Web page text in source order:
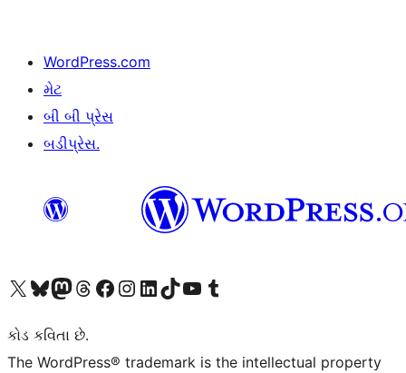
WordPress.com
મેટ
બી બી પ્રેસ
બડીપ્રેસ.
અમારા X (અગાઉ ટ્વિટર) એકાઉન્ટની મુલાકાત લોઅમારા Bluesky એકાઉન્ટની મુલાકાત લોઅમારા માસ્ટોડોન એકાઉન્ટની મુલાકાત લોઅમારા Threads એકાઉન્ટની મુલાકાત લો અમારા ફેસબુક પેજની મુલાકાત લોઅમારા ઇન્સ્ટાગ્રામ એકાઉન્ટની મુલાકાત લો અમારા LinkedIn એકાઉન્ટની મુલાકાત લોઅમારા TikTok એકાઉન્ટની મુલાકાત લોઅમારી YouTube ચેનલની મુલાકાત લો અમારા Tumblr એકાઉન્ટની મુલાકાત લો
કોડ કવિતા છે.
The WordPress® trademark is the intellectual property